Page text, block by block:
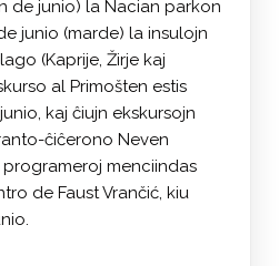
de junio) la Nacian parkon
junio (marde) la insulojn
(Kaprije, Žirje kaj
al Primošten estis
kaj ĉiujn ekskursojn
ĉiĉerono Neven
programeroj menciindas
de Faust Vrančić, kiu